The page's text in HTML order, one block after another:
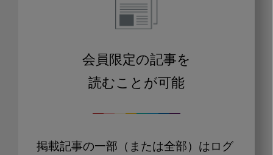
会員限定の記事を
読むことが可能
掲載記事の一部（または全部）はログ